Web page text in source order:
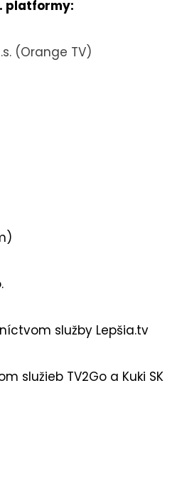
platformy:
(Orange TV)
služby Lepšia.tv
služieb TV2Go a Kuki SK